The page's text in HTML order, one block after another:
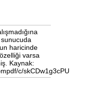
sunucuda
haricinde
varsa
Kaynak:
c/skCDw1g3cPU